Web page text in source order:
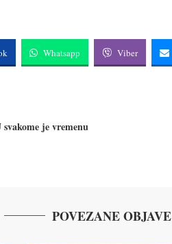
Whatsapp Viber
je vremenu
POVEZANE OBJAVE